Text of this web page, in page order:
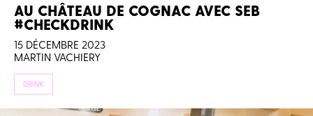
AU CHÂTEAU DE COGNAC AVEC SEB
#CHECKDRINK
15 DÉCEMBRE 2023
MARTIN VACHIERY
DRINK